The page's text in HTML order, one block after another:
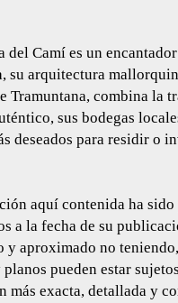
del Camí es un
arquitectura
Tramuntana, combina la
sus bodegas
deseados para residir o
aquí contenida ha
a la fecha de su
aproximado no
planos pueden estar
más exacta, detallada y